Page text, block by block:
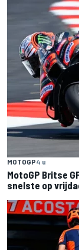
MOTOGP4 u
MotoGP Britse
snelste op